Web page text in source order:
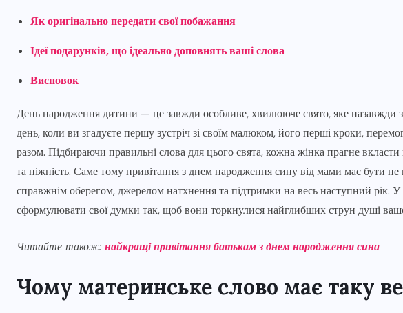
Як оригінально передати свої побажання
Ідеї подарунків, що ідеально доповнять ваші слова
Висновок
День народження дитини — це завжди особливе, хвилююче свято, яке назавжди
день, коли ви згадуєте першу зустріч зі своїм малюком, його перші кроки,
разом. Підбираючи правильні слова для цього свята, кожна жінка прагне
та ніжність. Саме тому привітання з днем народження сину від мами має бути
справжнім оберегом, джерелом натхнення та підтримки на весь наступний рік. У
сформулювати свої думки так, щоб вони торкнулися найглибших струн душі
Читайте також: найкращі привітання батькам з днем народження сина
Чому материнське слово має таку